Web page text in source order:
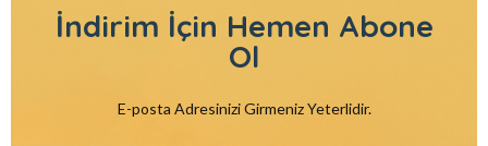
İndirim İçin Hemen Abone
Ol
E-posta Adresinizi Girmeniz Yeterlidir.